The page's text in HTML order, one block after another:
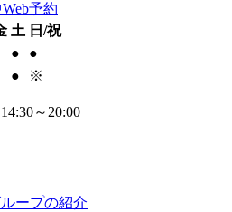
予約
土 日/祝
●
●
● ※
～20:00
ープの紹介